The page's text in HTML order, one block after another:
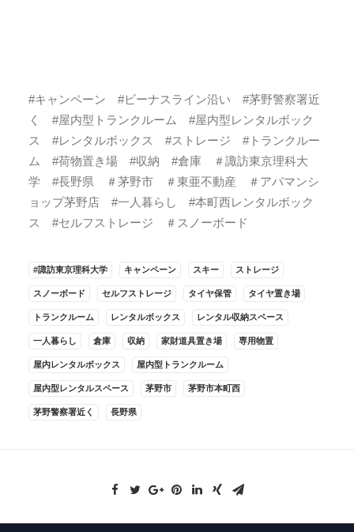
#キャンペーン #ビーナスライン沿い #茅野警察署近
く #屋内型トランクルーム #屋内型レンタルボック
ス #レンタルボックス #ストレージ #トランクルー
ム #荷物置き場 #収納 #倉庫 ＃諏訪東京理科大
学 #長野県 ＃茅野市 ＃東亜不動産 ＃アパマンシ
ョップ茅野店 #一人暮らし #本町西レンタルボック
ス #セルフストレージ ＃スノーボード
#諏訪東京理科大学 キャンペーン スキー ストレージ
スノーボード セルフストレージ タイヤ保管 タイヤ置き場
トランクルーム レンタルボックス レンタル収納スペース
一人暮らし 倉庫 収納 家財道具置き場 専用物置
屋内レンタルボックス 屋内型トランクルーム
屋内型レンタルスペース 茅野市 茅野市本町西
茅野警察署近く 長野県